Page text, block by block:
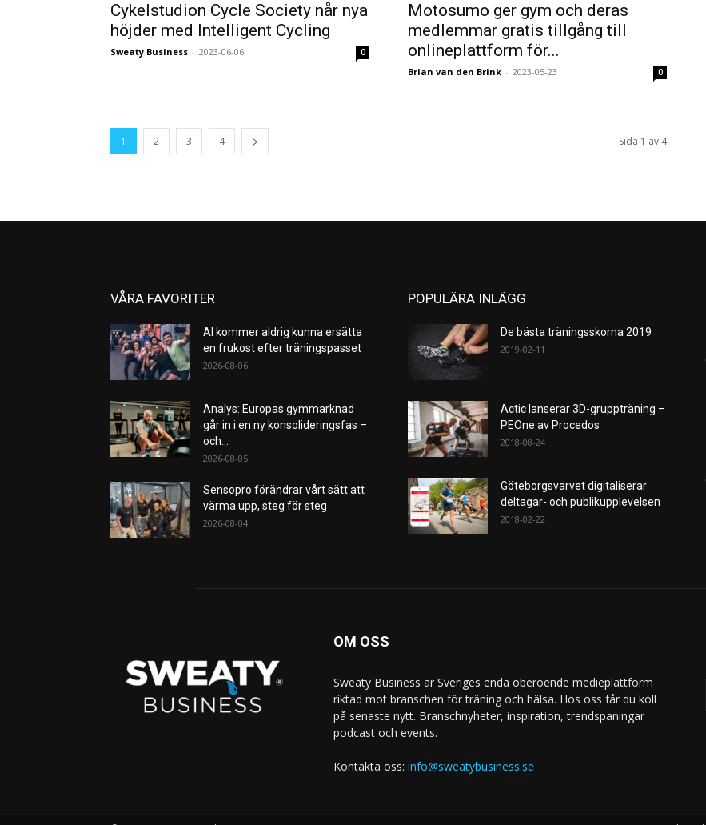
Cykelstudion Cycle Society når nya
höjder med Intelligent Cycling
Sweaty Business - 2023-06-06 0
Motosumo ger gym och deras
medlemmar gratis tillgång till
onlineplattform för...
Brian van den Brink - 2023-05-23 0
1 2 3 4 Sida 1 av 4
VÅRA FAVORITER
AI kommer aldrig kunna ersätta
en frukost efter träningspasset
2026-08-06
Analys: Europas gymmarknad
går in i en ny konsolideringsfas –
och...
2026-08-05
Sensopro förändrar vårt sätt att
värma upp, steg för steg
2026-08-04
POPULÄRA INLÄGG
De bästa träningsskorna 2019
2019-02-11
Actic lanserar 3D-gruppträning –
PEOne av Procedos
2018-08-24
Göteborgsvarvet digitaliserar
deltagar- och publikupplevelsen
2018-02-22
OM OSS
Sweaty Business är Sveriges enda oberoende medieplattform
riktad mot branschen för träning och hälsa. Hos oss får du koll
på senaste nytt. Branschnyheter, inspiration, trendspaningar
podcast och events.
Kontakta oss: info@sweatybusiness.se